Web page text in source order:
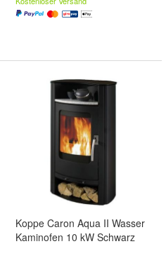
Koppe Caron Aqua II Wasser
Kaminofen 10 kW Schwarz